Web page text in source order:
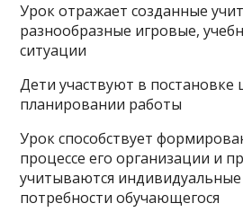
Урок отражает созданные
разнообразные игровые,
ситуации
Дети участвуют в постановке
планировании работы
Урок способствует
процессе его организации и
учитываются
потребности обучающегося